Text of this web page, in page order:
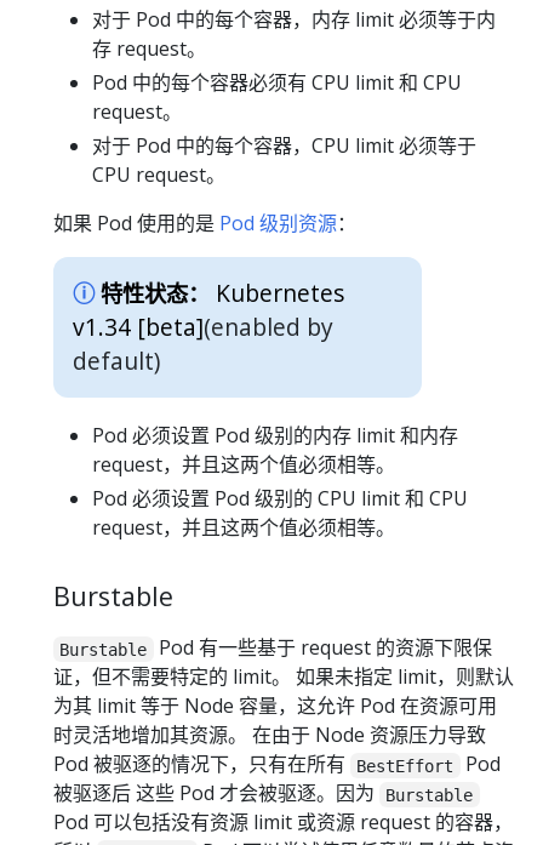
对于 Pod 中的每个容器，内存 limit 必须等于内
存 request。
Pod 中的每个容器必须有 CPU limit 和 CPU
request。
对于 Pod 中的每个容器，CPU limit 必须等于
CPU request。
如果 Pod 使用的是 Pod 级别资源：
特性状态：
Kubernetes
v1.34 [beta](enabled by
default)
Pod 必须设置 Pod 级别的内存 limit 和内存
request，并且这两个值必须相等。
Pod 必须设置 Pod 级别的 CPU limit 和 CPU
request，并且这两个值必须相等。
Burstable
Burstable
Pod 有一些基于 request 的资源下限保
证，但不需要特定的 limit。 如果未指定 limit，则默认
为其 limit 等于 Node 容量，这允许 Pod 在资源可用
时灵活地增加其资源。 在由于 Node 资源压力导致
Pod 被驱逐的情况下，只有在所有
BestEffort
Pod
被驱逐后 这些 Pod 才会被驱逐。因为
Burstable
Pod 可以包括没有资源 limit 或资源 request 的容器，